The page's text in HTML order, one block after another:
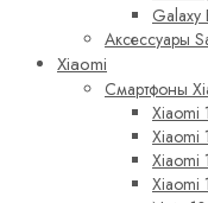
Galaxy
Аксессуары
Xiaomi
Смартфоны
Xiaomi
Xiaomi
Xiaomi
Xiaomi